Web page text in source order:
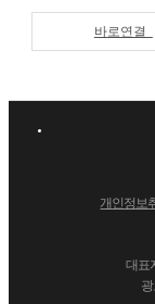
바로연결
개인정보
대표